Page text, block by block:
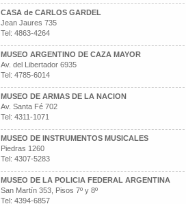
CASA de CARLOS GARDEL
Jean Jaures 735
Tel: 4863-4264
MUSEO ARGENTINO DE CAZA MAYOR
Av. del Libertador 6935
Tel: 4785-6014
MUSEO DE ARMAS DE LA NACION
Av. Santa Fé 702
Tel: 4311-1071
MUSEO DE INSTRUMENTOS MUSICALES
Piedras 1260
Tel: 4307-5283
MUSEO DE LA POLICIA FEDERAL ARGENTINA
San Martín 353, Pisos 7º y 8º
Tel: 4394-6857